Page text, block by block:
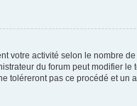
votre activité selon le nombre
du forum peut modifier
toléreront pas ce procédé et